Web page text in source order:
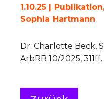
1.10.25 | Publikation
Sophia Hartmann
Dr. Charlotte Beck,
ArbRB 10/2025, 311ff.